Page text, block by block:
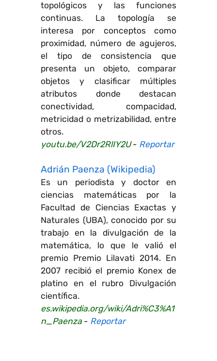
topológicos y las funciones
continuas. La topología se
interesa por conceptos como
proximidad, número de agujeros,
el tipo de consistencia que
presenta un objeto, comparar
objetos y clasificar múltiples
atributos donde destacan
conectividad, compacidad,
metricidad o metrizabilidad, entre
otros.
youtu.be/V2Dr2RlIY2U- Reportar
Adrián Paenza (Wikipedia)
Es un periodista y doctor en
ciencias matemáticas por la
Facultad de Ciencias Exactas y
Naturales (UBA), conocido por su
trabajo en la divulgación de la
matemática, lo que le valió el
premio Premio Lilavati 2014. En
2007 recibió el premio Konex de
platino en el rubro Divulgación
científica.
es.wikipedia.org/wiki/Adri%C3%A1
n_Paenza - Reportar